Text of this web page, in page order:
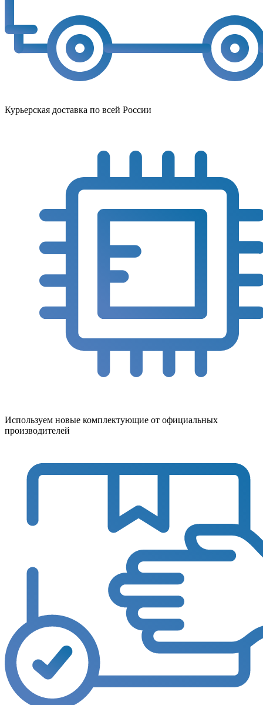
Курьерская доставка по всей России
Используем новые комплектующие от официальных
производителей